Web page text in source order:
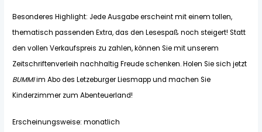
Besonderes Highlight: Jede Ausgabe erscheint mit einem tollen,
thematisch passenden Extra, das den Lesespaß noch steigert! Statt
den vollen Verkaufspreis zu zahlen, können Sie mit unserem
Zeitschriftenverleih nachhaltig Freude schenken. Holen Sie sich jetzt
BUMMIim Abo des Letzeburger Liesmapp und machen Sie
Kinderzimmer zum Abenteuerland!
Erscheinungsweise: monatlich